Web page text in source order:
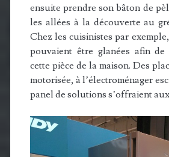
ensuite prendre son bâton de
les allées à la découverte au
Chez les cuisinistes par
pouvaient être glanées afin
cette pièce de la maison. Des
motorisée, à l’électroménager
panel de solutions s’offraient